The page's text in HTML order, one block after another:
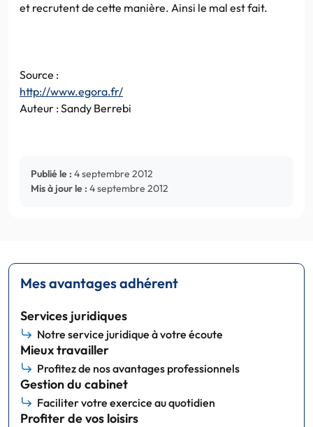
et recrutent de cette manière. Ainsi le mal est fait.
Source :
http://www.egora.fr/
Auteur : Sandy Berrebi
Publié le : 4 septembre 2012
Mis à jour le : 4 septembre 2012
Mes avantages adhérent
Services juridiques
Notre service juridique à votre écoute
Mieux travailler
Profitez de nos avantages professionnels
Gestion du cabinet
Faciliter votre exercice au quotidien
Profiter de vos loisirs